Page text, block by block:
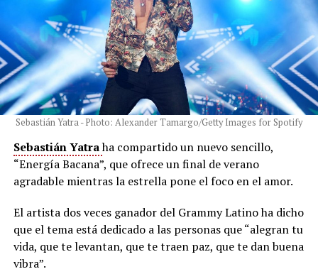
Sebastián Yatra - Photo: Alexander Tamargo/Getty Images for Spotify
Sebastián Yatraha compartido un nuevo sencillo,
“Energía Bacana”, que ofrece un final de verano
agradable mientras la estrella pone el foco en el amor.
El artista dos veces ganador del Grammy Latino ha dicho
que el tema está dedicado a las personas que “alegran tu
vida, que te levantan, que te traen paz, que te dan buena
vibra”.